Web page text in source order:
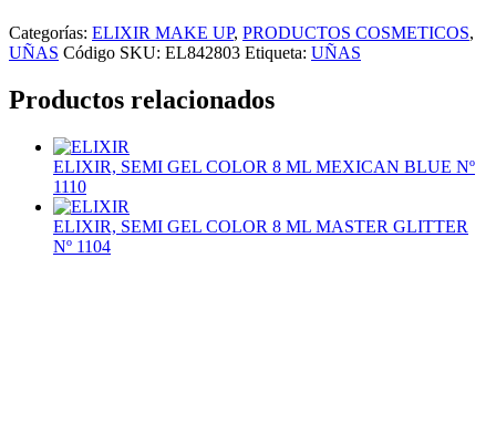
Categorías: ELIXIR MAKE UP, PRODUCTOS COSMETICOS,
UÑAS Código SKU: EL842803 Etiqueta: UÑAS
Productos relacionados
ELIXIR, SEMI GEL COLOR 8 ML MEXICAN BLUE Nº
1110
ELIXIR, SEMI GEL COLOR 8 ML MASTER GLITTER
Nº 1104